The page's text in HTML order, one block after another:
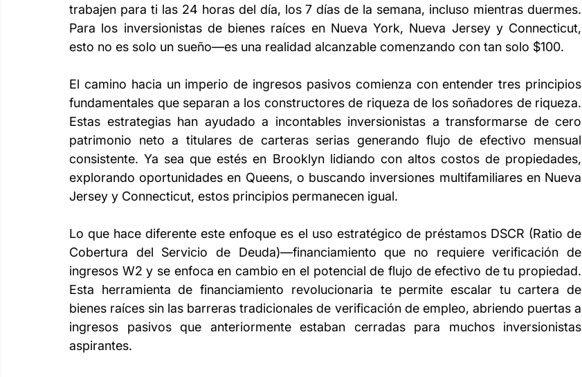
trabajen para ti las 24 horas del día, los 7 días de la semana, incluso mientras duermes.
Para los inversionistas de bienes raíces en Nueva York, Nueva Jersey y Connecticut,
esto no es solo un sueño—es una realidad alcanzable comenzando con tan solo $100.
El camino hacia un imperio de ingresos pasivos comienza con entender tres principios
fundamentales que separan a los constructores de riqueza de los soñadores de riqueza.
Estas estrategias han ayudado a incontables inversionistas a transformarse de cero
patrimonio neto a titulares de carteras serias generando flujo de efectivo mensual
consistente. Ya sea que estés en Brooklyn lidiando con altos costos de propiedades,
explorando oportunidades en Queens, o buscando inversiones multifamiliares en Nueva
Jersey y Connecticut, estos principios permanecen igual.
Lo que hace diferente este enfoque es el uso estratégico de préstamos DSCR (Ratio de
Cobertura del Servicio de Deuda)—financiamiento que no requiere verificación de
ingresos W2 y se enfoca en cambio en el potencial de flujo de efectivo de tu propiedad.
Esta herramienta de financiamiento revolucionaria te permite escalar tu cartera de
bienes raíces sin las barreras tradicionales de verificación de empleo, abriendo puertas a
ingresos pasivos que anteriormente estaban cerradas para muchos inversionistas
aspirantes.